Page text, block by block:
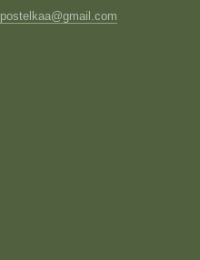
postelkaa@gmail.com